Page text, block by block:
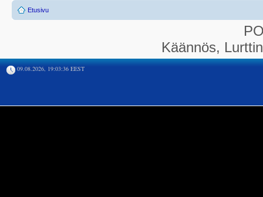
Etusivu
Käännös,
09.08.2026, 19:03:36 EEST